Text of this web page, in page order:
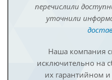
перечислили
уточнили
Наша компания
исключительно на
их гарантийном